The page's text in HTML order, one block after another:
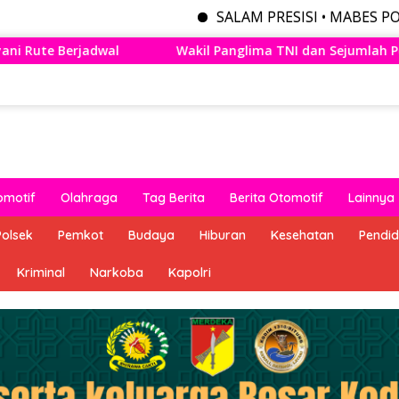
SALAM PRESISI • MABES POLRI
TNI dan Sejumlah Pejabat Negara Terima Warga
Olahraga Tag Berita Berita Otomotif Lainnya
Pemkot Budaya Hiburan Kesehatan
Kriminal Narkoba Kapolri